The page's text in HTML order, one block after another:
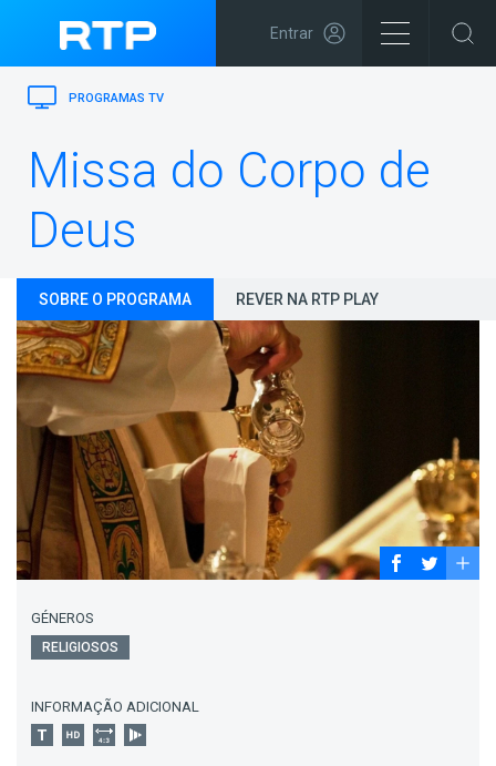
Entrar
PROGRAMAS TV
Missa do Corpo de
Deus
SOBRE O PROGRAMA REVER NA RTP PLAY
GÉNEROS
RELIGIOSOS
INFORMAÇÃO ADICIONAL